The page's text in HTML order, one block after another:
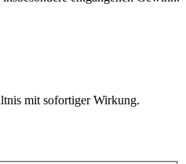
mit sofortiger Wirkung.